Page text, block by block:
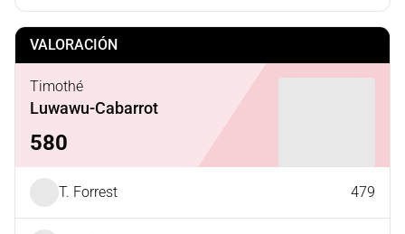
VALORACIÓN
Timothé
Luwawu-Cabarrot
580
T. Forrest 479